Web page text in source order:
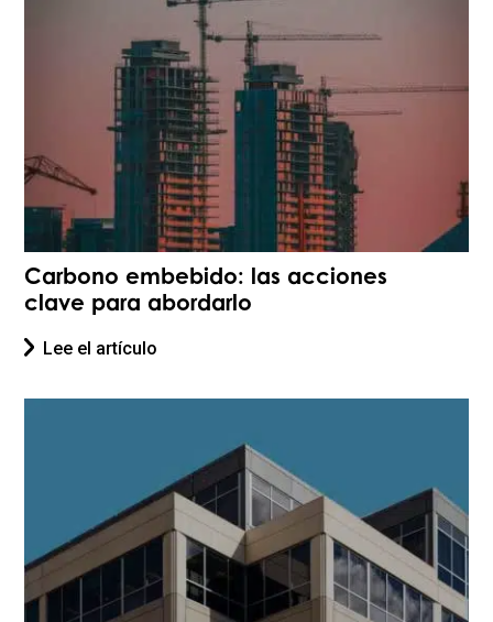
Carbono embebido: las acciones
clave para abordarlo
Lee el artículo